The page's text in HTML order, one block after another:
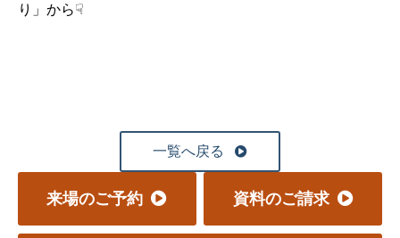
り」から☟
一覧へ戻る
来場のご予約 資料のご請求